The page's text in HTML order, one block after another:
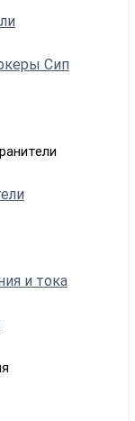
Сип
и тока